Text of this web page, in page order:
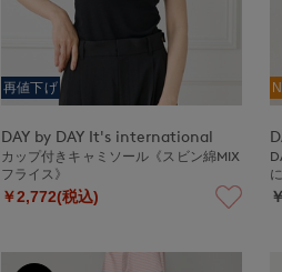
再値下げ
DAY by DAY It's international
カップ付きキャミソール《スビン綿MIX
フライス》
￥2,772(税込)